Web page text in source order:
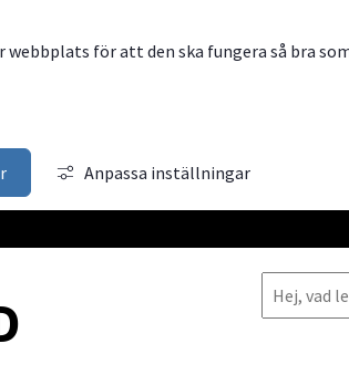
för att den ska fungera så bra
Anpassa inställningar